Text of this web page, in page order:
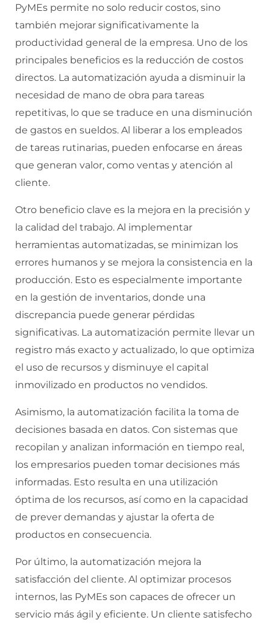
PyMEs permite no solo reducir costos, sino
también mejorar significativamente la
productividad general de la empresa. Uno de los
principales beneficios es la reducción de costos
directos. La automatización ayuda a disminuir la
necesidad de mano de obra para tareas
repetitivas, lo que se traduce en una disminución
de gastos en sueldos. Al liberar a los empleados
de tareas rutinarias, pueden enfocarse en áreas
que generan valor, como ventas y atención al
cliente.
Otro beneficio clave es la mejora en la precisión y
la calidad del trabajo. Al implementar
herramientas automatizadas, se minimizan los
errores humanos y se mejora la consistencia en la
producción. Esto es especialmente importante
en la gestión de inventarios, donde una
discrepancia puede generar pérdidas
significativas. La automatización permite llevar un
registro más exacto y actualizado, lo que optimiza
el uso de recursos y disminuye el capital
inmovilizado en productos no vendidos.
Asimismo, la automatización facilita la toma de
decisiones basada en datos. Con sistemas que
recopilan y analizan información en tiempo real,
los empresarios pueden tomar decisiones más
informadas. Esto resulta en una utilización
óptima de los recursos, así como en la capacidad
de prever demandas y ajustar la oferta de
productos en consecuencia.
Por último, la automatización mejora la
satisfacción del cliente. Al optimizar procesos
internos, las PyMEs son capaces de ofrecer un
servicio más ágil y eficiente. Un cliente satisfecho